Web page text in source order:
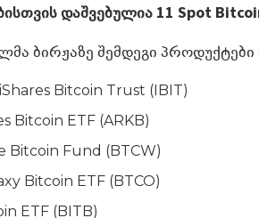
დაშვებულია 11 Spot
ბირჟაზე შემდეგი პროდუქტები
Bitcoin Trust (IBIT)
Bitcoin ETF (ARKB)
Bitcoin Fund (BTCW)
Bitcoin ETF (BTCO)
ETF (BITB)